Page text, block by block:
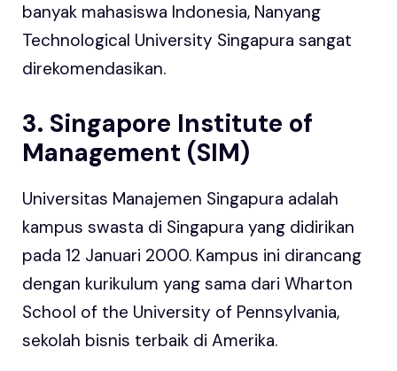
banyak mahasiswa Indonesia, Nanyang
Technological University Singapura sangat
direkomendasikan.
3. Singapore Institute of
Management (SIM)
Universitas Manajemen Singapura adalah
kampus swasta di Singapura yang didirikan
pada 12 Januari 2000. Kampus ini dirancang
dengan kurikulum yang sama dari Wharton
School of the University of Pennsylvania,
sekolah bisnis terbaik di Amerika.